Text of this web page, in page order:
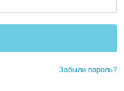
Забыли пароль?